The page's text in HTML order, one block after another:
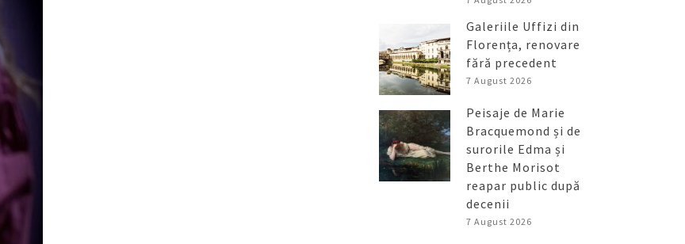
Galeriile Uffizi din
Florența, renovare
fără precedent
7 August 2026
Peisaje de Marie
Bracquemond și de
surorile Edma și
Berthe Morisot
reapar public după
decenii
7 August 2026